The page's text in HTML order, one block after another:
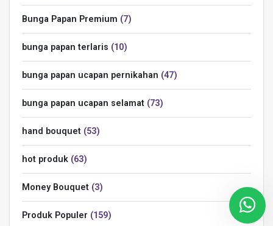
Bunga Papan Premium 7
bunga papan terlaris 10
bunga papan ucapan pernikahan 47
bunga papan ucapan selamat 73
hand bouquet 53
hot produk 63
Money Bouquet 3
Produk Populer 159